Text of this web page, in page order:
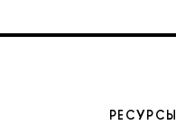
РЕСУРСЫ